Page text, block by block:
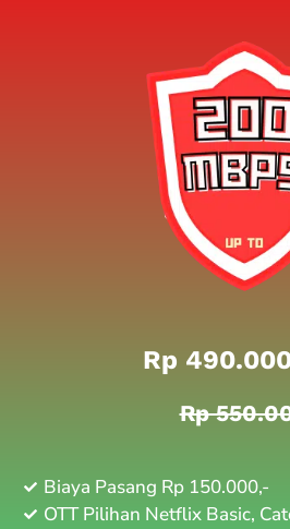
Rp
Rp
Biaya Pasang Rp 150.000,-
OTT Pilihan Netflix Basic,